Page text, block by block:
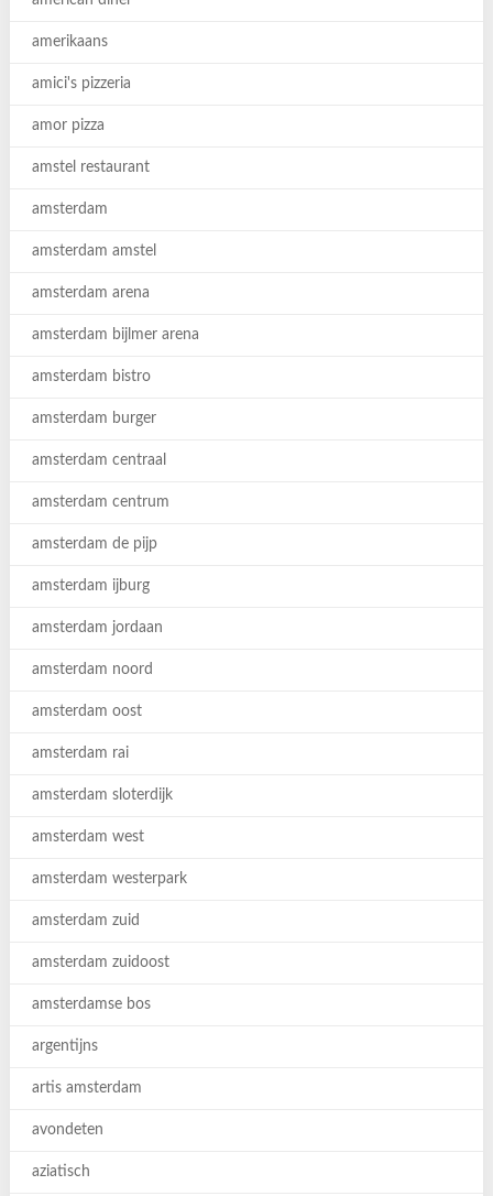
amerikaans
amici's pizzeria
amor pizza
amstel restaurant
amsterdam
amsterdam amstel
amsterdam arena
amsterdam bijlmer arena
amsterdam bistro
amsterdam burger
amsterdam centraal
amsterdam centrum
amsterdam de pijp
amsterdam ijburg
amsterdam jordaan
amsterdam noord
amsterdam oost
amsterdam rai
amsterdam sloterdijk
amsterdam west
amsterdam westerpark
amsterdam zuid
amsterdam zuidoost
amsterdamse bos
argentijns
artis amsterdam
avondeten
aziatisch